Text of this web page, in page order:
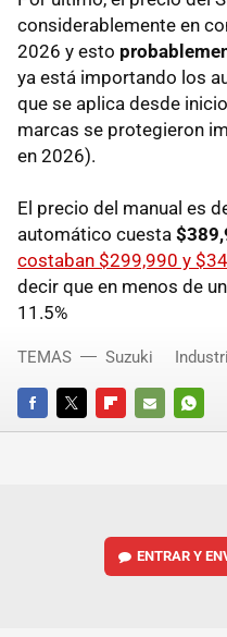
considerablemente en
2026 y esto
ya está importando los
que se aplica desde
marcas se protegieron
en 2026).
El precio del manual es
automático cuesta
costaban $299,990 y
decir que en menos de
11.5%
FACEBOOKTWITTERFLIPBOARD
E-
TEMAS Suzuki
ENTRAR Y